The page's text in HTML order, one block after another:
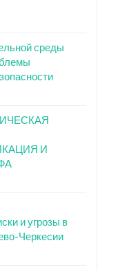
среды
И
и угрозы в
Черкесии